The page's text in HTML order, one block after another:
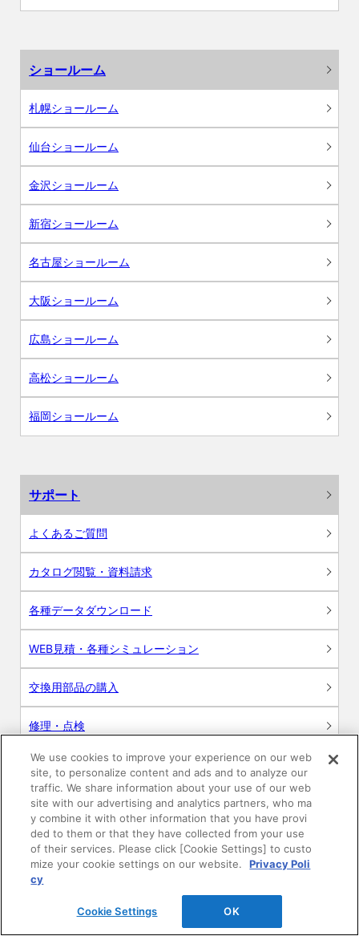
ショールーム
札幌ショールーム
仙台ショールーム
金沢ショールーム
新宿ショールーム
名古屋ショールーム
大阪ショールーム
広島ショールーム
高松ショールーム
福岡ショールーム
サポート
よくあるご質問
カタログ閲覧・資料請求
各種データダウンロード
WEB見積・各種シミュレーション
交換用部品の購入
修理・点検
お問い合わせ
ログイン
建築・設計関係者様向けサイト
ユーザー登録サービス
WEB見積システム
We use cookies to improve your experience on our web
site, to personalize content and ads and to analyze our
traffic. We share information about your use of our web
site with our advertising and analytics partners, who ma
y combine it with other information that you have provi
ded to them or that they have collected from your use
of their services. Please click [Cookie Settings] to custo
mize your cookie settings on our website.
Privacy Poli
cy
Cookie Settings OK